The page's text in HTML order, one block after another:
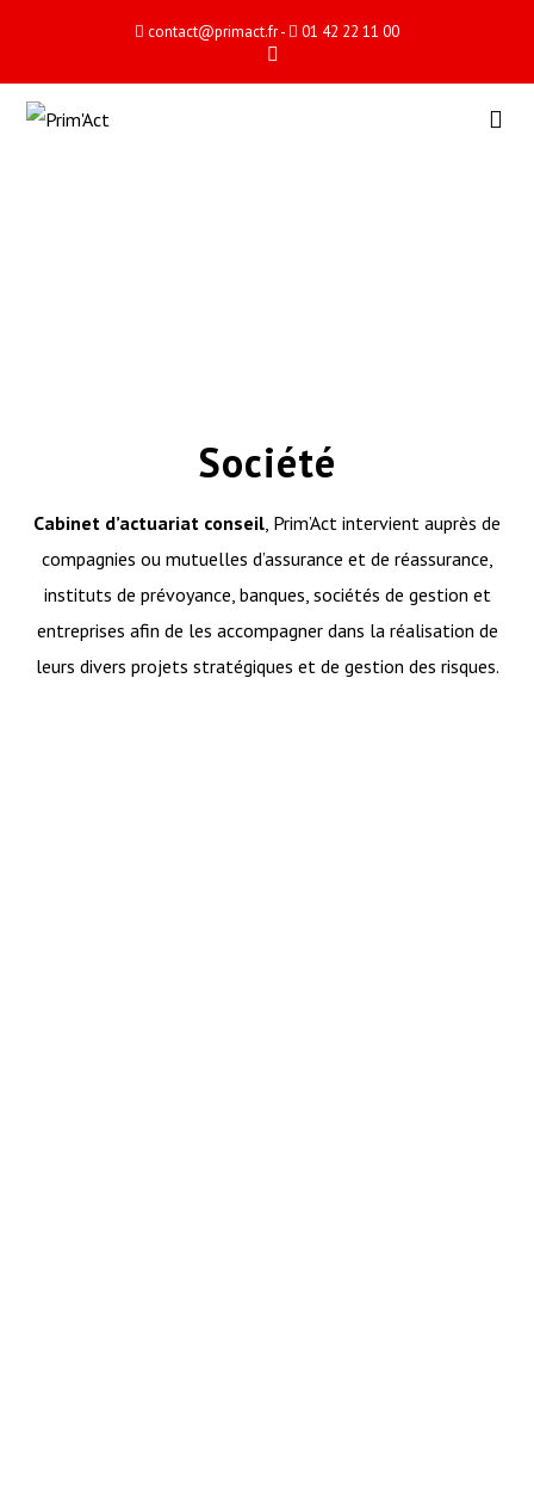
contact@primact.fr- 01 42 22 11 00
Société
Cabinet d’actuariat conseil, Prim’Act intervient auprès de
compagnies ou mutuelles d’assurance et de réassurance,
instituts de prévoyance, banques, sociétés de gestion et
entreprises afin de les accompagner dans la réalisation de
leurs divers projets stratégiques et de gestion des risques.